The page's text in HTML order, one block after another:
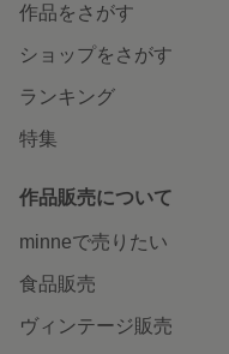
作品をさがす
ショップをさがす
ランキング
特集
作品販売について
minneで売りたい
食品販売
ヴィンテージ販売